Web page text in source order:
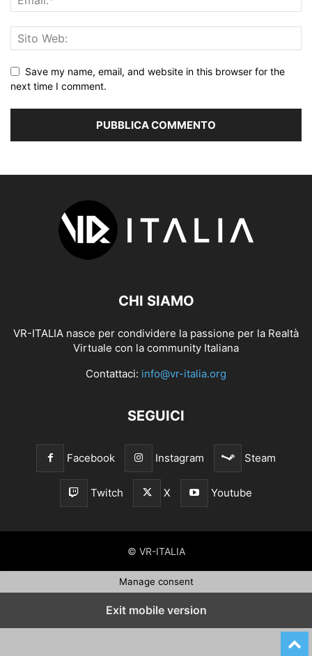
Save my name, email, and website in this browser for the
next time I comment.
CHI SIAMO
VR-ITALIA nasce per condividere la passione per la Realtà
Virtuale con la community Italiana
Contattaci: info@vr-italia.org
SEGUICI
Facebook Instagram Steam
Twitch X Youtube
© VR-ITALIA
Manage consent
Exit mobile version